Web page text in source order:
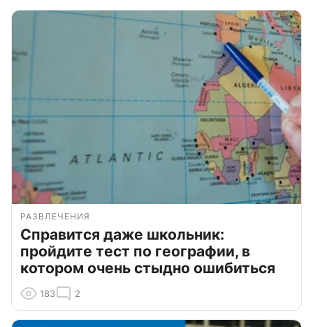
РАЗВЛЕЧЕНИЯ
Справится даже школьник:
пройдите тест по географии, в
котором очень стыдно ошибиться
183 2